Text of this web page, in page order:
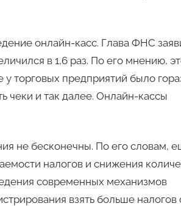
онлайн-касс. Глава ФНС
в 1,6 раз. По его мнению,
торговых предприятий было
чеки и так далее. Онлайн-кассы
не бесконечны. По его словам,
налогов и снижения
современных механизмов
взять больше налогов